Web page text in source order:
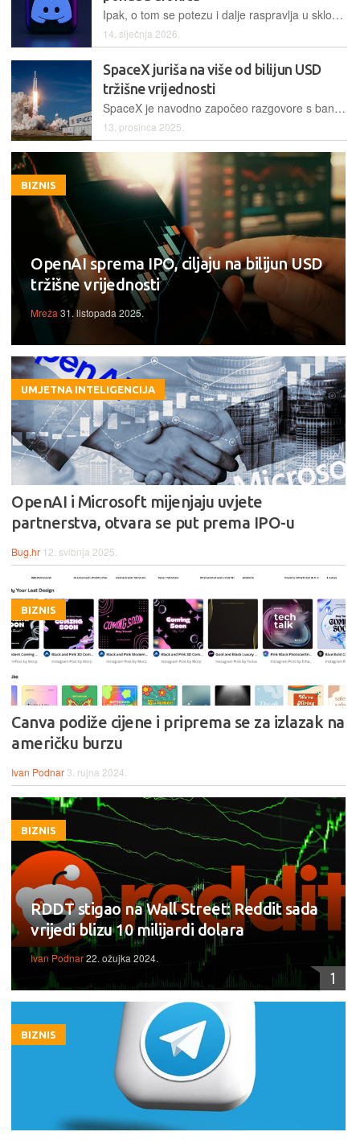
Ipak, o tom se potezu i dalje raspravlja u sklopu tvrtke, pa bi se moglo dogoditi i odustajanje.
14. siječnja 2026.
SpaceX juriša na više od bilijun USD
tržišne vrijednosti
SpaceX je navodno započeo razgovore s bankama o pokretanju ponude oko lipnja ili srpnja. Traže sredstva za razvoj svemirskih podatkovnih centara
13. prosinca 2025.
BIZNIS
OpenAI sprema IPO, ciljaju na bilijun USD
tržišne vrijednosti
Mreža 31. listopada 2025.
UMJETNA INTELIGENCIJA
OpenAI i Microsoft mijenjaju uvjete
partnerstva, otvara se put prema IPO-u
Bug.hr 12. svibnja 2025.
BIZNIS
Canva podiže cijene i priprema se za izlazak na
američku burzu
Ivan Podnar 3. rujna 2024.
BIZNIS
RDDT stigao na Wall Street: Reddit sada
vrijedi blizu 10 milijardi dolara
Ivan Podnar22. ožujka 2024.
1
BIZNIS